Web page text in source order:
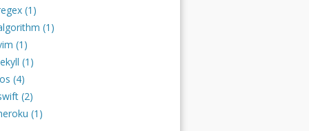
(1)
(1)
(1)
(1)
(4)
(2)
(1)